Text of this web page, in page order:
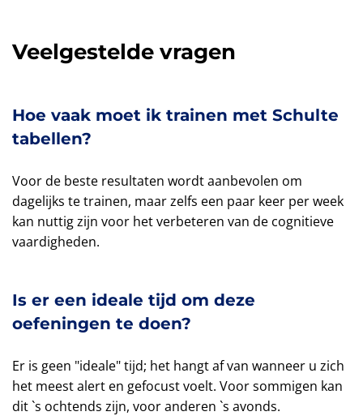
Veelgestelde vragen
Hoe vaak moet ik trainen met Schulte
tabellen?
Voor de beste resultaten wordt aanbevolen om
dagelijks te trainen, maar zelfs een paar keer per week
kan nuttig zijn voor het verbeteren van de cognitieve
vaardigheden.
Is er een ideale tijd om deze
oefeningen te doen?
Er is geen "ideale" tijd; het hangt af van wanneer u zich
het meest alert en gefocust voelt. Voor sommigen kan
dit `s ochtends zijn, voor anderen `s avonds.